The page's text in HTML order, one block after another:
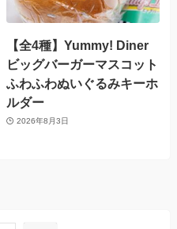
【全4種】Yummy! Diner
ビッグバーガーマスコット
ふわふわぬいぐるみキーホ
ルダー
2026年8月3日